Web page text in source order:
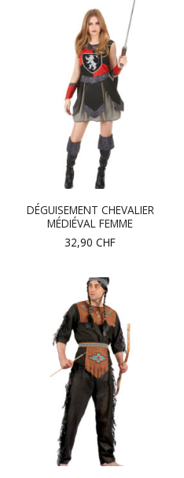
DÉGUISEMENT CHEVALIER
MÉDIÉVAL FEMME
32,90 CHF